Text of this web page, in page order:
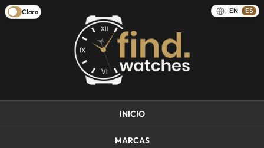
Claro EN ES
INICIO
MARCAS